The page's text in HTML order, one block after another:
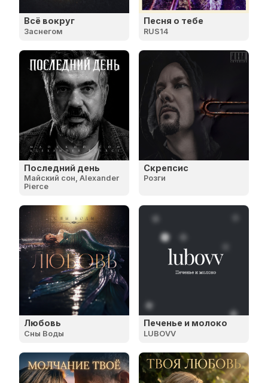
Всё вокруг
Заснегом
Песня о тебе
RUS14
Последний день
Майский сон, Alexander
Pierce
Скрепсис
Розги
Любовь
Сны Воды
Печенье и молоко
LUBOVV